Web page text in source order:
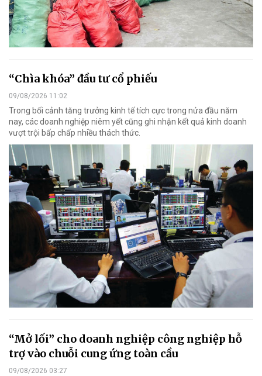
“Chìa khóa” đầu tư cổ phiếu
09/08/2026 11:02
Trong bối cảnh tăng trưởng kinh tế tích cực trong nửa đầu năm
nay, các doanh nghiệp niêm yết cũng ghi nhận kết quả kinh doanh
vượt trội bấp chấp nhiều thách thức.
“Mở lối” cho doanh nghiệp công nghiệp hỗ
trợ vào chuỗi cung ứng toàn cầu
09/08/2026 03:27